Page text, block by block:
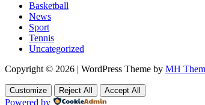
Basketball
News
Sport
Tennis
Uncategorized
Copyright © 2026 | WordPress Theme by MH
Customize Reject All Accept All
Powered by